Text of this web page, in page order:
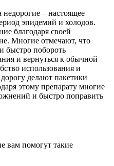
– настоящее
эпидемий и холодов.
благодаря своей
Многие отмечают, что
быстро побороть
и вернуться к обычной
использования и
делают пакетики
этому препарату многие
и быстро поправить
вам помогут такие